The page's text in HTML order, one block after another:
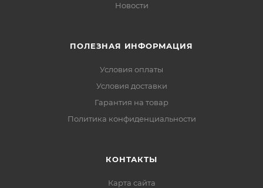
Новости
ПОЛЕЗНАЯ ИНФОРМАЦИЯ
Условия оплаты
Условия доставки
Гарантия на товар
Политика конфиденциальности
КОНТАКТЫ
Карта сайта